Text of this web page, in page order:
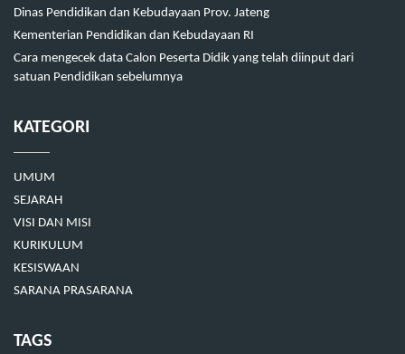
Dinas Pendidikan dan Kebudayaan Prov. Jateng
Kementerian Pendidikan dan Kebudayaan RI
Cara mengecek data Calon Peserta Didik yang telah diinput dari
satuan Pendidikan sebelumnya
KATEGORI
UMUM
SEJARAH
VISI DAN MISI
KURIKULUM
KESISWAAN
SARANA PRASARANA
TAGS